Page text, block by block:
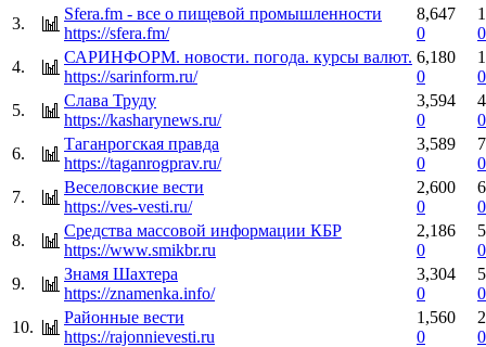
3.
Sfera.fm - все о пищевой промышленности
https://sfera.fm/
8,647
0
0
4.
САРИНФОРМ. новости. погода. курсы валют.
https://sarinform.ru/
6,180
0
0
5.
Слава Труду
https://kasharynews.ru/
3,594
0
0
6.
Таганрогская правда
https://taganrogprav.ru/
3,589
0
0
7.
Веселовские вести
https://ves-vesti.ru/
2,600
0
0
8.
Средства массовой информации КБР
https://www.smikbr.ru
2,186
0
0
9.
Знамя Шахтера
https://znamenka.info/
3,304
0
0
10.
Районные вести
https://rajonnievesti.ru
1,560
0
0